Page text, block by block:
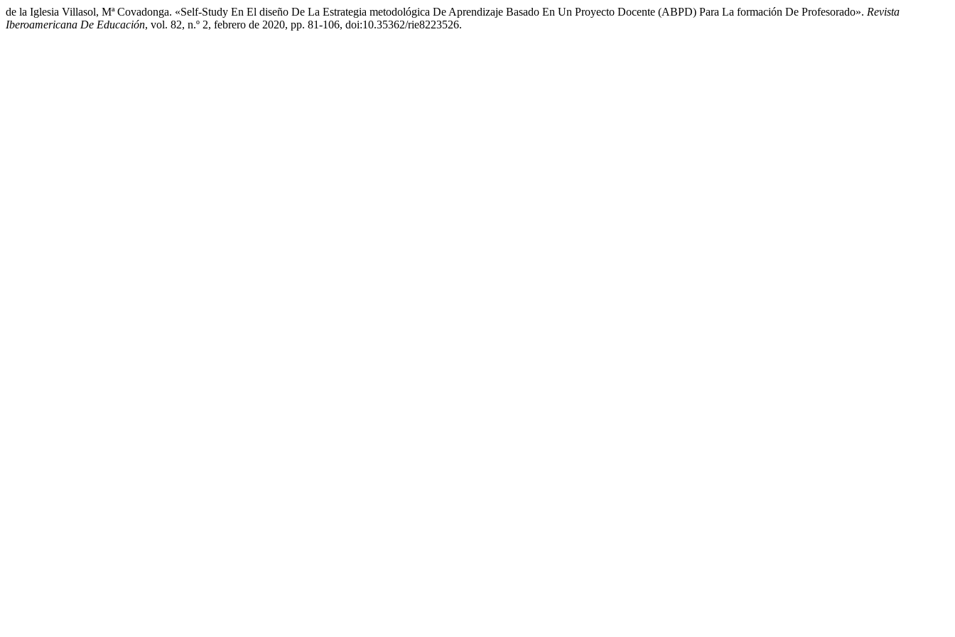
de la Iglesia Villasol, Mª Covadonga. «Self-Study En El diseño De La Estrategia metodológica De Aprendizaje Basado En Un Proyecto Docente (ABPD) Para La formación De Profesorado». Revista
Iberoamericana De Educación, vol. 82, n.º 2, febrero de 2020, pp. 81-106, doi:10.35362/rie8223526.